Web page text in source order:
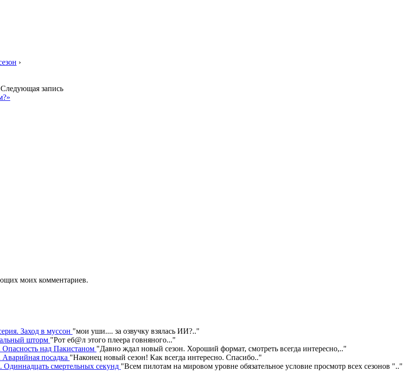
›
Следующая запись
моих комментариев.
Заход в муссон "мои уши.... за озвучку взялась ИИ?.."
шторм "Рот еб@л этого плеера говняного..."
Опасность над Пакистаном "Давно ждал новый сезон. Хороший формат, смотреть всегда интересно,.."
Аварийная посадка "Наконец новый сезон! Как всегда интересно. Спасибо.."
Одиннадцать смертельных секунд "Всем пилотам на мировом уровне обязательное условие просмотр всех сезонов ".."